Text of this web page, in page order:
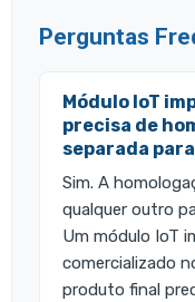
Perguntas
Módulo IoT
precisa de
separada
Sim. A
qualquer outro
Um módulo IoT
comercializado
produto final